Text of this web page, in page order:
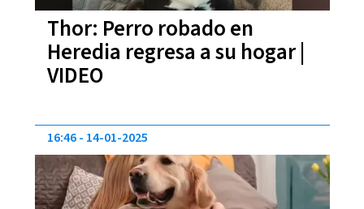
Thor: Perro robado en
Heredia regresa a su hogar |
VIDEO
16:46 14-01-2025